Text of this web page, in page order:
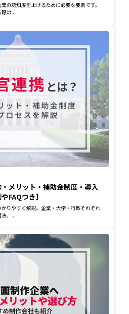
の認知度を上げるために必要な要素です。
際は...
メリット・補助金制度・導入
FAQつき】
りやすく解説。企業・大学・行政それぞれ
法、...